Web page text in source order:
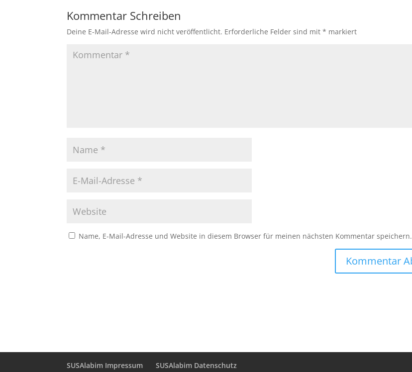
Kommentar Schreiben
Deine E-Mail-Adresse wird nicht veröffentlicht. Erforderliche Felder sind mit* markiert
Name, E-Mail-Adresse und Website in diesem Browser für meinen nächsten Kommentar speichern.
SUSAlabim Impressum SUSAlabim Datenschutz